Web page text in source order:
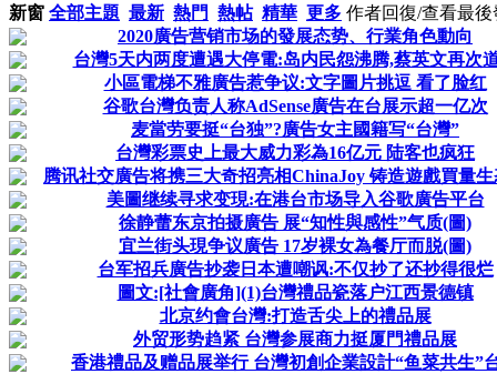
新窗 全部主題 最新 熱門 熱帖 精華 更多 作者回復/查看最後
2020廣告营销市场的發展态势、行業角色動向
台灣5天内两度遭遇大停電:岛内民怨沸腾,蔡英文再次
小區電梯不雅廣告惹争议:文字圖片挑逗 看了脸红
谷歌台灣负责人称AdSense廣告在台展示超一亿次
麦當劳要挺“台独”?廣告女主國籍写“台灣”
台灣彩票史上最大威力彩為16亿元 陆客也疯狂
腾讯社交廣告将携三大奇招亮相ChinaJoy 铸造遊戲買量
美圖继续寻求变現:在港台市场导入谷歌廣告平台
徐静蕾东京拍摄廣告 展“知性與感性”气质(圖)
宜兰街头現争议廣告 17岁裸女為餐厅而脱(圖)
台军招兵廣告抄袭日本遭嘲讽:不仅抄了还抄得很烂
圖文:[社會廣角](1)台灣禮品瓷落户江西景德镇
北京约會台灣:打造舌尖上的禮品展
外贸形势趋紧 台灣参展商力挺厦門禮品展
香港禮品及赠品展举行 台灣初創企業設計“鱼菜共生”